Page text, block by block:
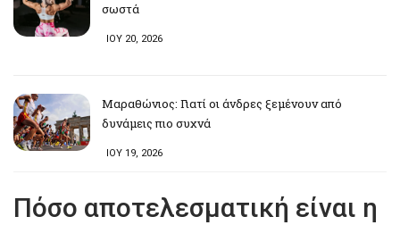
σωστά
ΙΟΥ 20, 2026
Μαραθώνιος: Γιατί οι άνδρες ξεμένουν από
δυνάμεις πιο συχνά
ΙΟΥ 19, 2026
Πόσο αποτελεσματική είναι η